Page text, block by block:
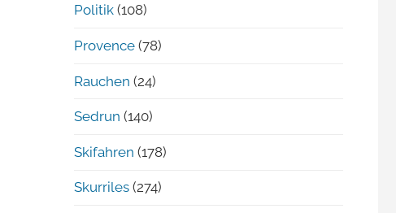
Politik (108)
Provence (78)
Rauchen (24)
Sedrun (140)
Skifahren (178)
Skurriles (274)